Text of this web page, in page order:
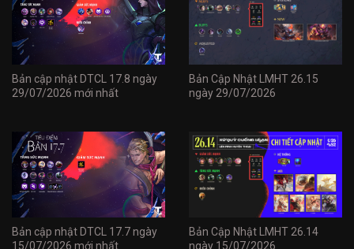
Bản cập nhật DTCL 17.8 ngày
29/07/2026 mới nhất
Bản Cập Nhật LMHT 26.15
ngày 29/07/2026
Bản cập nhật DTCL 17.7 ngày
15/07/2026 mới nhất
Bản Cập Nhật LMHT 26.14
ngày 15/07/2026